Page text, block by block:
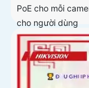
PoE cho mỗi
cho người dùng